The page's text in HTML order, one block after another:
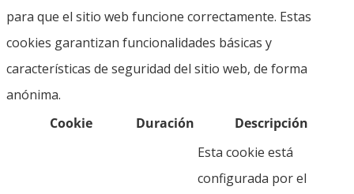
para que el sitio web funcione correctamente. Estas
cookies garantizan funcionalidades básicas y
características de seguridad del sitio web, de forma
anónima.
Cookie
Duración Descripción
Esta cookie está
configurada por el